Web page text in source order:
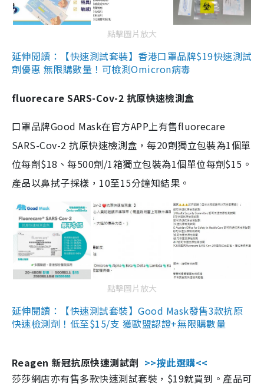
點擊圖片放大
延伸閱讀：【快速測試套裝】香港口罩品牌$19快速測試
劑優惠 無限購數量！可檢測Omicron病毒
fluorecare SARS-Cov-2 抗原快速檢測盒
口罩品牌Good Mask在官方APP上有售fluorecare
SARS-Cov-2 抗原快速檢測盒，每20劑獨立包裝為1個單
位每劑$18、每500劑/1箱獨立包裝為1個單位每劑$15。
產品以鼻拭子採樣，10至15分鐘知結果。
點擊圖片放大
延伸閱讀：【快速測試套裝】Good Mask發售3款抗原
快速檢測劑！低至$15/支 獲歐盟認證+無限購數量
Reagen 新冠抗原快速測試劑 >>按此選購<<
莎莎網店亦有售多款快速測試套裝，$19就買到。產品可